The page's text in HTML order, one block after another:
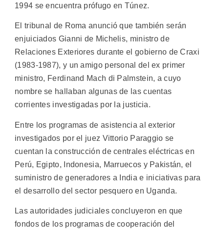
1994 se encuentra prófugo en Túnez.
El tribunal de Roma anunció que también serán
enjuiciados Gianni de Michelis, ministro de
Relaciones Exteriores durante el gobierno de Craxi
(1983-1987), y un amigo personal del ex primer
ministro, Ferdinand Mach di Palmstein, a cuyo
nombre se hallaban algunas de las cuentas
corrientes investigadas por la justicia.
Entre los programas de asistencia al exterior
investigados por el juez Vittorio Paraggio se
cuentan la construcción de centrales eléctricas en
Perú, Egipto, Indonesia, Marruecos y Pakistán, el
suministro de generadores a India e iniciativas para
el desarrollo del sector pesquero en Uganda.
Las autoridades judiciales concluyeron en que
fondos de los programas de cooperación del